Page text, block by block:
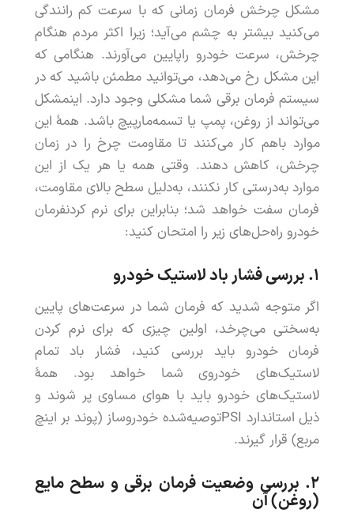
مشکل چرخش فرمان زمانی که با سرعت کم رانندگی
میکنید بیشتر به چشم میآید؛ زیرا اکثر مردم هنگام
چرخش، سرعت خودرو راپایین میآورند. هنگامی که
این مشکل رخ میدهد، میتوانید مطمئن باشید که در
سیستم فرمان برقی شما مشکلی وجود دارد. اینمشکل
میتواند از روغن، پمپ یا تسمهمارپیچ باشد. همۀ این
موارد باهم کار میکنند تا مقاومت چرخ را در زمان
چرخش، کاهش دهند. وقتی همه یا هر یک از این
موارد بهدرستی کار نکنند، بهدلیل سطح بالای مقاومت،
فرمان سفت خواهد شد؛بنابراین برای نرم کردنفرمان
خودرو راهحلهای زیر را امتحان کنید:
۱. بررسیفشاربادلاستیکخودرو
اگر متوجه شدید که فرمان شما در سرعتهای پایین
بهسختی میچرخد، اولین چیزی که برای نرم کردن
فرمان خودرو باید بررسی کنید، فشار باد تمام
لاستیکهای خودروی شما خواهد بود. همۀ
لاستیکهای خودرو باید با هوای مساوی پر شوند و
ذیل استاندارد PSIتوصیهشده خودروساز (پوند بر اینچ
مربع) قرار گیرند.
۲. بررسی وضعیت فرمان برقی و سطح مایع
(روغن)آن